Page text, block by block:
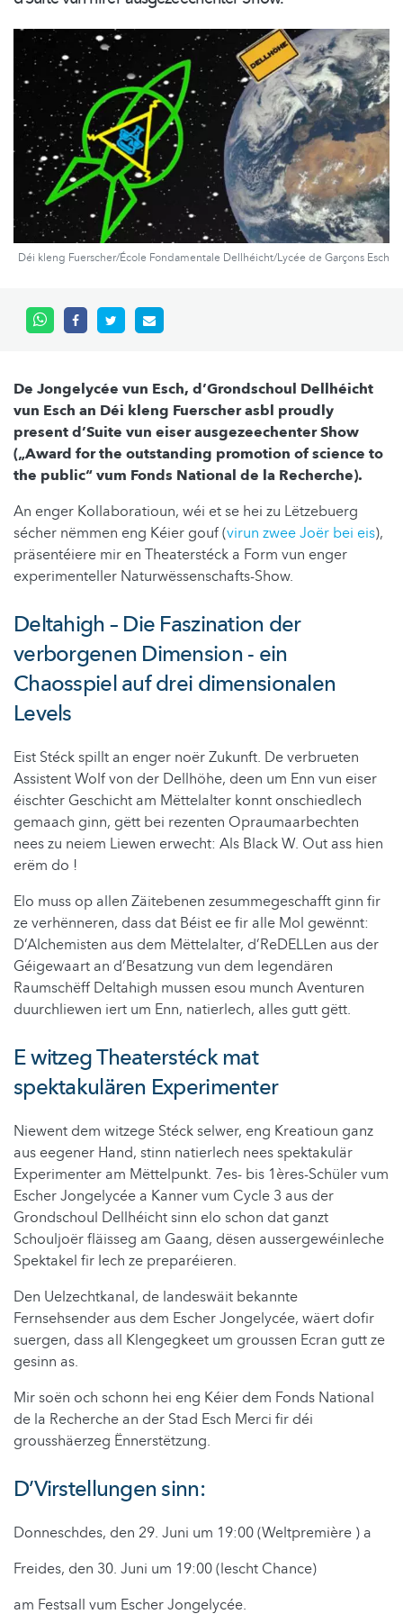
Déi kleng Fuerscher/École Fondamentale Dellhéicht/Lycée de Garçons Esch
De Jongelycée vun Esch, d’Grondschoul Dellhéicht
vun Esch an Déi kleng Fuerscher asbl proudly
present d’Suite vun eiser ausgezeechenter Show
(„Award for the outstanding promotion of science to
the public“ vum Fonds National de la Recherche).
An enger Kollaboratioun, wéi et se hei zu Lëtzebuerg
sécher nëmmen eng Kéier gouf (virun zwee Joër bei eis),
präsentéiere mir en Theaterstéck a Form vun enger
experimenteller Naturwëssenschafts-Show.
Deltahigh – Die Faszination der
verborgenen Dimension - ein
Chaosspiel auf drei dimensionalen
Levels
Eist Stéck spillt an enger noër Zukunft. De verbrueten
Assistent Wolf von der Dellhöhe, deen um Enn vun eiser
éischter Geschicht am Mëttelalter konnt onschiedlech
gemaach ginn, gëtt bei rezenten Opraumaarbechten
nees zu neiem Liewen erwecht: Als Black W. Out ass hien
erëm do !
Elo muss op allen Zäitebenen zesummegeschafft ginn fir
ze verhënneren, dass dat Béist ee fir alle Mol gewënnt:
D’Alchemisten aus dem Mëttelalter, d’ReDELLen aus der
Géigewaart an d’Besatzung vun dem legendären
Raumschëff Deltahigh mussen esou munch Aventuren
duurchliewen iert um Enn, natierlech, alles gutt gëtt.
E witzeg Theaterstéck mat
spektakulären Experimenter
Niewent dem witzege Stéck selwer, eng Kreatioun ganz
aus eegener Hand, stinn natierlech nees spektakulär
Experimenter am Mëttelpunkt. 7es- bis 1ères-Schüler vum
Escher Jongelycée a Kanner vum Cycle 3 aus der
Grondschoul Dellhéicht sinn elo schon dat ganzt
Schouljoër fläisseg am Gaang, dësen aussergewéinleche
Spektakel fir Iech ze preparéieren.
Den Uelzechtkanal, de landeswäit bekannte
Fernsehsender aus dem Escher Jongelycée, wäert dofir
suergen, dass all Klengegkeet um groussen Ecran gutt ze
gesinn as.
Mir soën och schonn hei eng Kéier dem Fonds National
de la Recherche an der Stad Esch Merci fir déi
grousshäerzeg Ënnerstëtzung.
D’Virstellungen sinn:
Donneschdes, den 29. Juni um 19:00 (Weltpremière ) a
Freides, den 30. Juni um 19:00 (lescht Chance)
am Festsall vum Escher Jongelycée.